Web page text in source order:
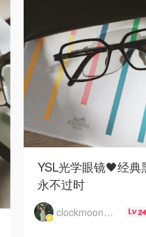
YSL光学眼镜🖤经典
永不过时
clockmoon月儿 24